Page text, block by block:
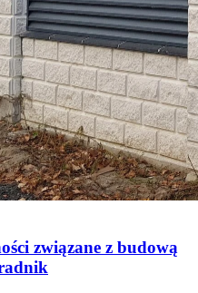
związane z budową